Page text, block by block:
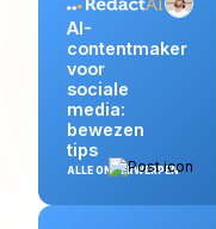
AI-
contentmaker
voor
sociale
media:
bewezen
tips
ALLE ONDERWERPEN